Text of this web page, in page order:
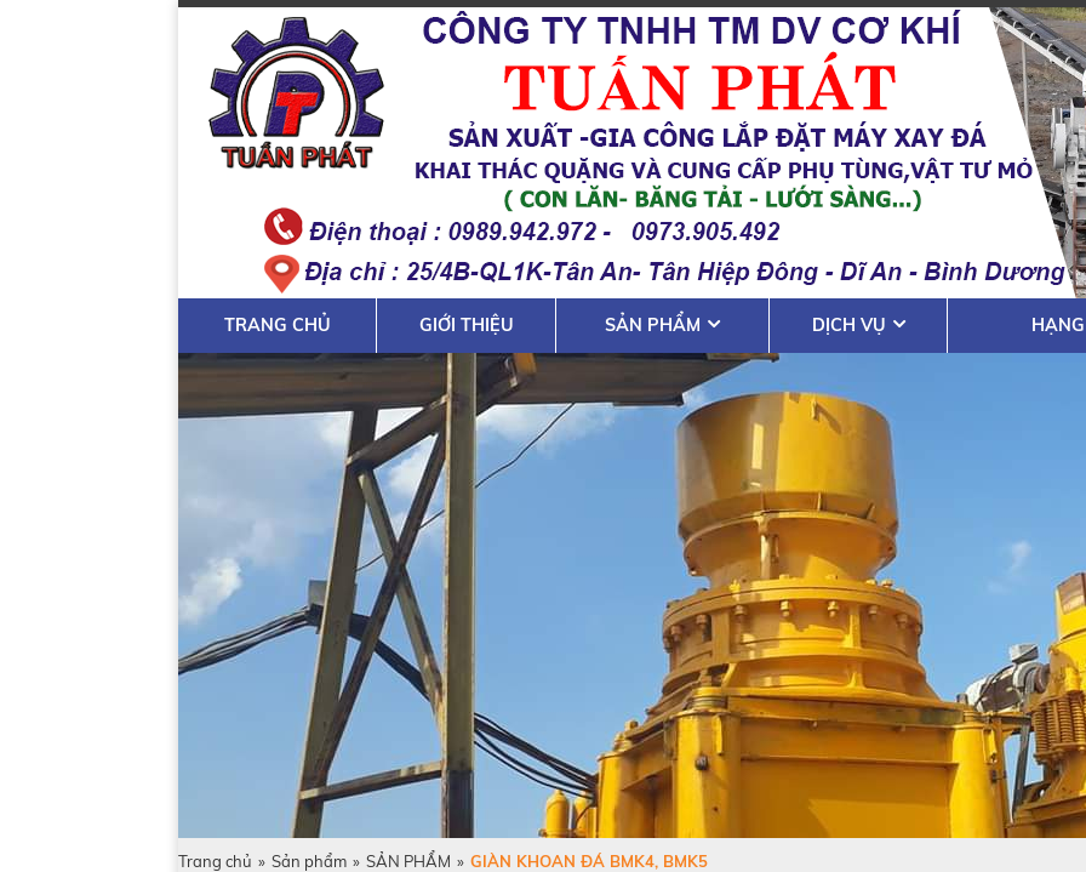
TRANG CHỦ GIỚI THIỆU SẢN PHẨM DỊCH VỤ
Trang chủ » Sản phẩm » SẢN PHẨM » GIÀN KHOAN ĐÁ BMK4, BMK5